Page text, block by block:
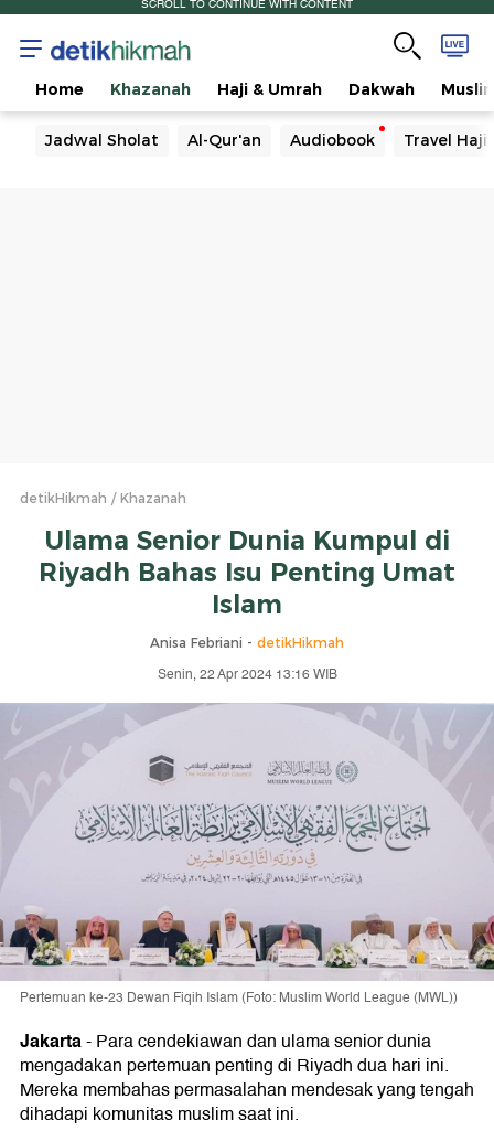
SCROLL TO CONTINUE WITH CONTENT
Home Khazanah Haji & Umrah Dakwah
Jadwal Sholat Al-Qur'an Audiobook Travel Haji
detikHikmah Khazanah
Ulama Senior Dunia Kumpul di
Riyadh Bahas Isu Penting Umat
Islam
Anisa Febriani - detikHikmah
Senin, 22 Apr 2024 13:16 WIB
Pertemuan ke-23 Dewan Fiqih Islam (Foto: Muslim World League (MWL))
Jakarta-Para cendekiawan dan ulama senior dunia
mengadakan pertemuan penting di Riyadh dua hari ini.
Mereka membahas permasalahan mendesak yang tengah
dihadapi komunitas muslim saat ini.